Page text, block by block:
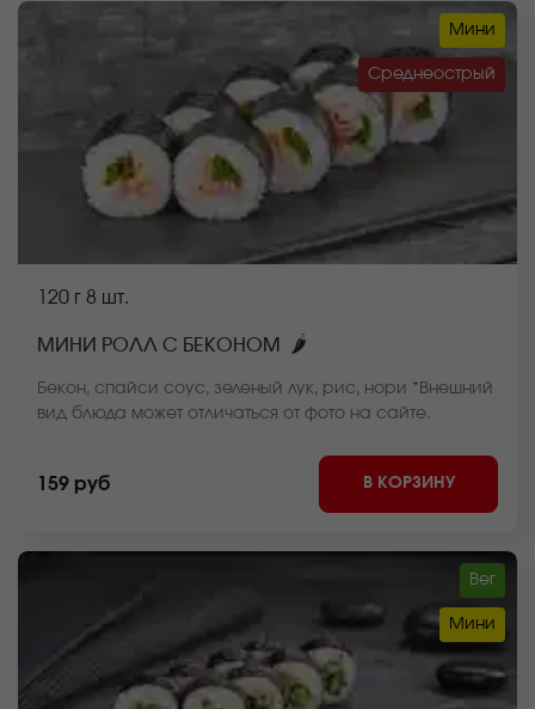
Мини
Среднеострый
120 г 8 шт.
МИНИ РОЛЛ С БЕКОНОМ 🌶
Бекон, спайси соус, зеленый лук, рис, нори *Внешний
вид блюда может отличаться от фото на сайте.
159 руб В КОРЗИНУ
Вег
Мини